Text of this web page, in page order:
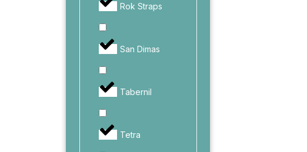
Rok Straps
San Dimas
Tabernil
Tetra